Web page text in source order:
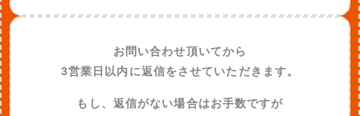
お問い合わせ頂いてから
3営業日以内に返信をさせていただきます。
もし、返信がない場合はお手数ですが